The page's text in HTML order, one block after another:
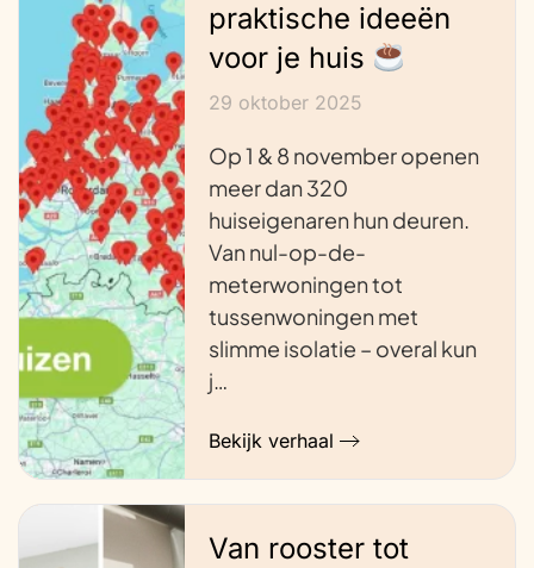
praktische ideeën
voor je huis
29 oktober 2025
Op 1 & 8 november openen
meer dan 320
huiseigenaren hun deuren.
Van nul-op-de-
meterwoningen tot
tussenwoningen met
slimme isolatie – overal kun
j…
Bekijk verhaal
Van rooster tot